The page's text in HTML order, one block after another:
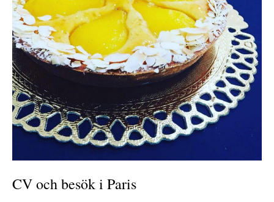
CV och besök i Paris